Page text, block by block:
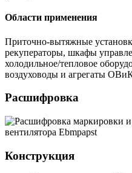
Области применения
Приточно-вытяжные
рекуператоры, шкафы
холодильное/тепловое
воздуховоды и агрегаты
Расшифровка
Конструкция